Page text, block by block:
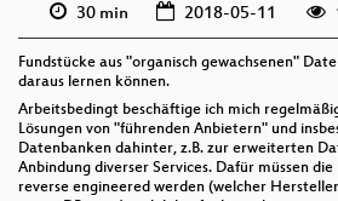
30 min 2018-05-11
Fundstücke aus "organisch gewachsenen"
daraus lernen können.
Arbeitsbedingt beschäftige ich mich
Lösungen von "führenden Anbietern" und
Datenbanken dahinter, z.B. zur erweiterten
Anbindung diverser Services. Dafür müssen
reverse engineered werden (welcher